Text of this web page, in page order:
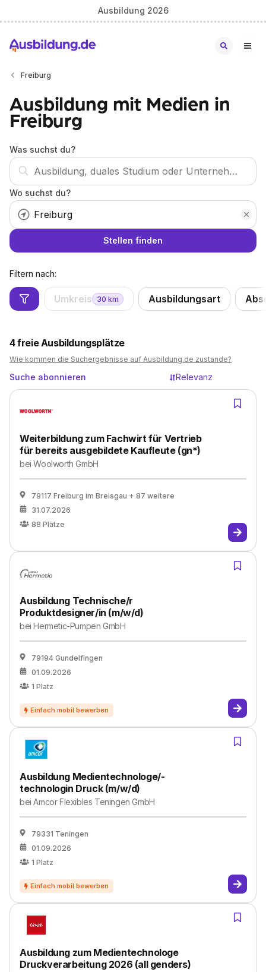
Ausbildung 2026
Freiburg
Ausbildung mit Medien in
Freiburg
Was suchst du?
Wo suchst du?
Stellen finden
Filtern nach:
Umkreis 30 km Ausbildungsart
4freie Ausbildungsplätze
Wie kommen die Suchergebnisse auf Ausbildung.de zustande?
Suche abonnieren Relevanz
Weiterbildung zum Fachwirt für Vertrieb
für bereits ausgebildete Kaufleute (gn*)
beiWoolworth GmbH
79117 Freiburg im Breisgau + 87 weitere
31.07.2026
88 Plätze
Ausbildung Technische/r
Produktdesigner/in (m/w/d)
beiHermetic-Pumpen GmbH
79194 Gundelfingen
01.09.2026
1 Platz
Ausbildung Medientechnologe/-
technologin Druck (m/w/d)
beiAmcor Flexibles Teningen GmbH
79331 Teningen
01.09.2026
1 Platz
Ausbildung zum Medientechnologe
Druckverarbeitung 2026 (all genders)